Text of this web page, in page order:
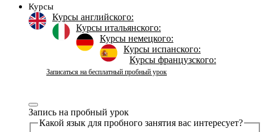
Курсы
Курсы английского:
Курсы итальянского:
Курсы немецкого:
Курсы испанского:
Курсы французского:
Записаться на бесплатный пробный урок
Запись на пробный урок
Какой язык для пробного занятия вас интересует?